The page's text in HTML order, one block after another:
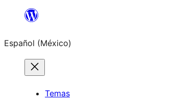
Saltar
contenido
Español (México)
Temas